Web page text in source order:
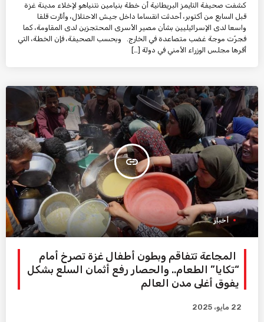
كشفت صحيفة التايمز البريطانية أن خطة بنيامين نتنياهو لإخلاء مدينة غزة
قبل السابع من أكتوبر، أحدثت انقساما داخل جيش الاحتلال، وأثارت قلقا
واسعا لدى الإسرائيليين بشأن مصير الأسرى المحتجزين لدى المقاومة، كما
فجرّت موجة غضب متصاعدة في الخارج. وبحسب الصحيفة، فإن الخطة، التي
أقرها مجلس الوزراء الأمني في دولة […]
insert_link
أخبار
المجاعة تتفاقم وبطون أطفال غزة تصرخ أمام
“تكايا” الطعام.. والحصار رفع أثمان السلع بشكل
يفوق أغلى مدن العالم
22 مايو، 2025